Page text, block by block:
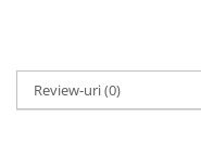
Review-uri(0)